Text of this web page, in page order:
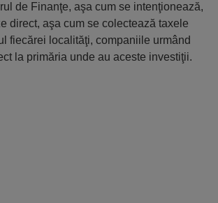
de Finanţe, aşa cum se intenţionează,
direct, aşa cum se colectează taxele
fiecărei localităţi, companiile urmând
la primăria unde au aceste investiţii.